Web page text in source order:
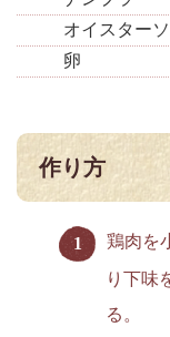
オイスター
卵
作り方
鶏肉を
り下味